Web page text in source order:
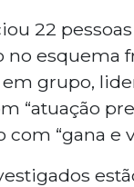
22
esquema
em grupo,
“atuação
com “gana e